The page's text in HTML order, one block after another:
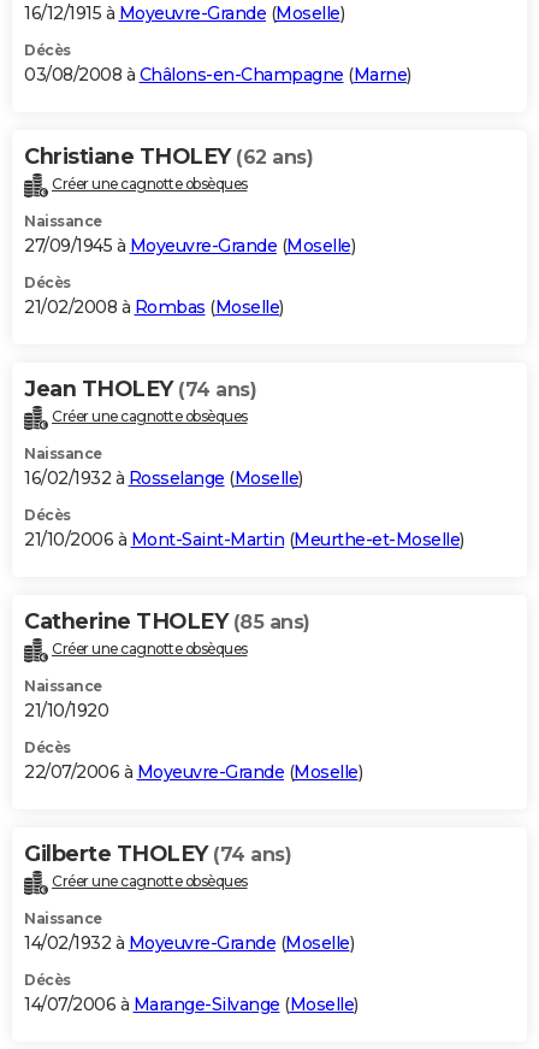
16/12/1915 à Moyeuvre-Grande (Moselle)
Décès
03/08/2008 à Châlons-en-Champagne (Marne)
Christiane THOLEY (62 ans)
Créer une cagnotte obsèques
Naissance
27/09/1945 à Moyeuvre-Grande (Moselle)
Décès
21/02/2008 à Rombas (Moselle)
Jean THOLEY (74 ans)
Créer une cagnotte obsèques
Naissance
16/02/1932 à Rosselange (Moselle)
Décès
21/10/2006 à Mont-Saint-Martin (Meurthe-et-Moselle)
Catherine THOLEY (85 ans)
Créer une cagnotte obsèques
Naissance
21/10/1920
Décès
22/07/2006 à Moyeuvre-Grande (Moselle)
Gilberte THOLEY (74 ans)
Créer une cagnotte obsèques
Naissance
14/02/1932 à Moyeuvre-Grande (Moselle)
Décès
14/07/2006 à Marange-Silvange (Moselle)